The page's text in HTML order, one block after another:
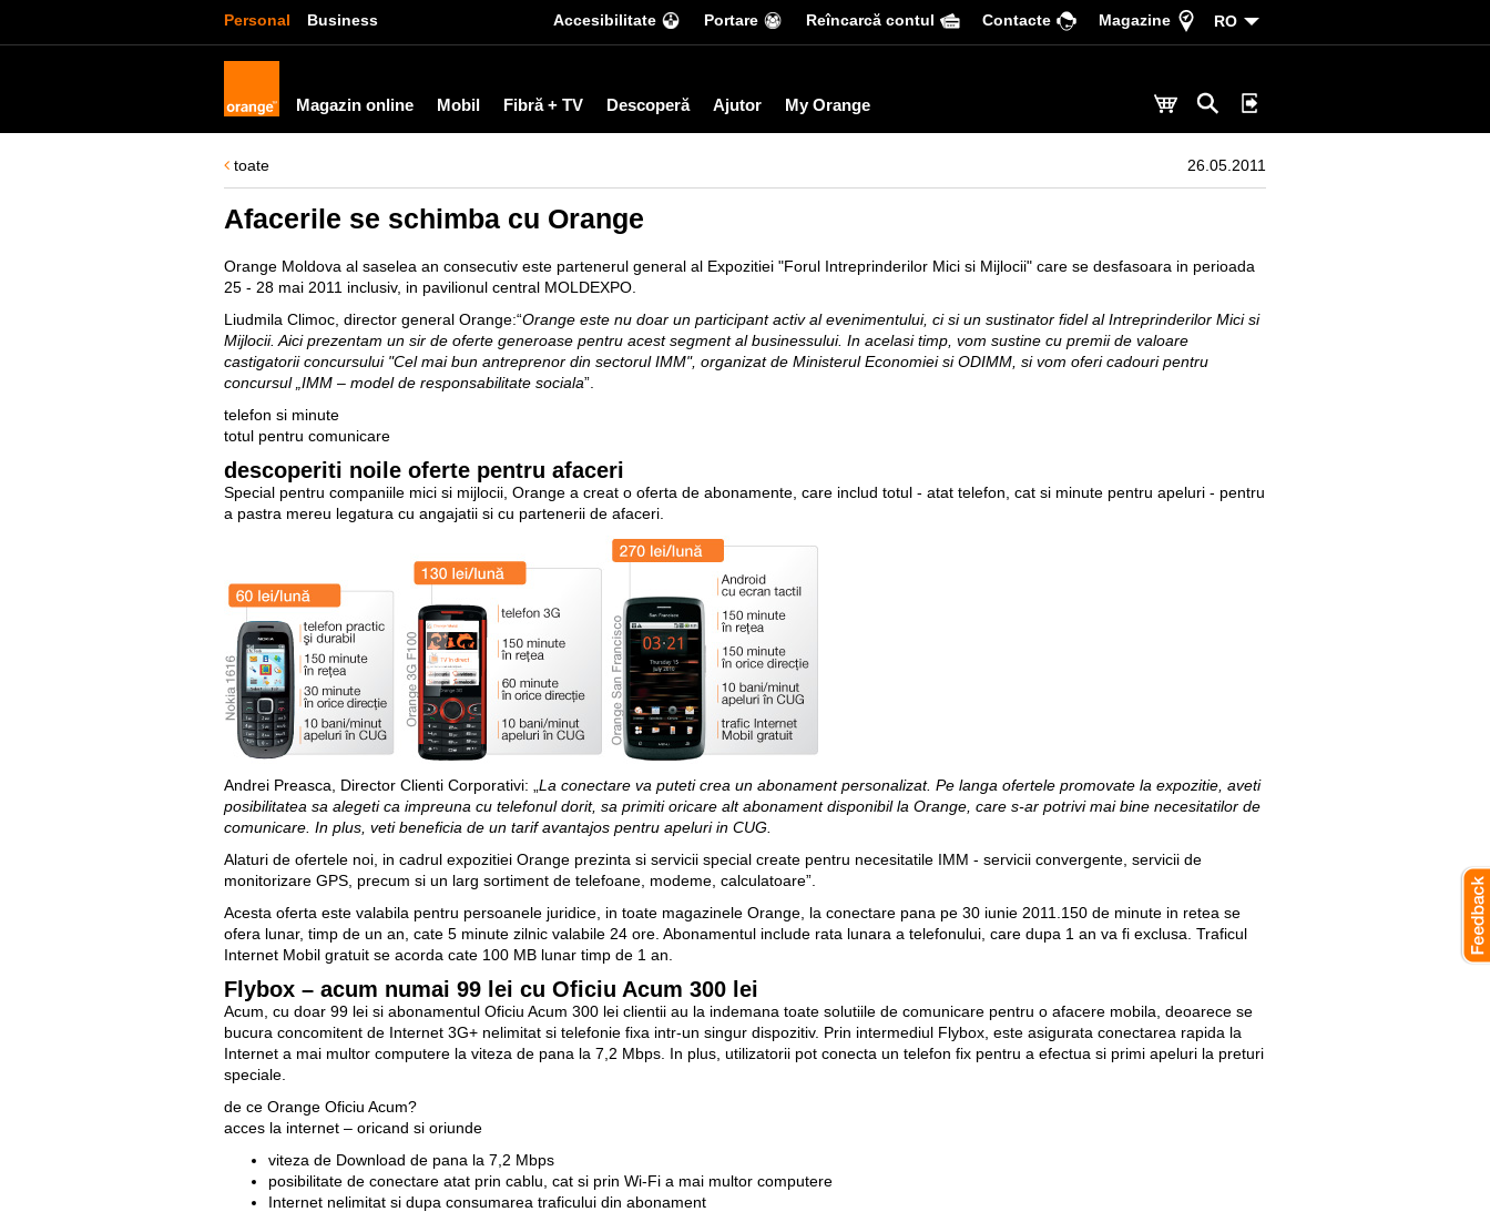
Personal Business Accesibilitate Portare Reîncarcă contul Сontacte Magazine RO
Magazin online Mobil Fibră + TV Descoperă Ajutor My Orange
toate 26.05.2011
Afacerile se schimba cu Orange
Orange Moldova al saselea an consecutiv este partenerul general al Expozitiei "Forul Intreprinderilor Mici si Mijlocii" care se desfasoara in perioada
25 - 28 mai 2011 inclusiv, in pavilionul central MOLDEXPO.
Liudmila Climoc, director general Orange:“Orange este nu doar un participant activ al evenimentului, ci si un sustinator fidel al Intreprinderilor Mici si
Mijlocii. Aici prezentam un sir de oferte generoase pentru acest segment al businessului. In acelasi timp, vom sustine cu premii de valoare
castigatorii concursului "Cel mai bun antreprenor din sectorul IMM", organizat de Ministerul Economiei si ODIMM, si vom oferi cadouri pentru
concursul „IMM – model de responsabilitate sociala”.
telefon si minute
totul pentru comunicare
descoperiti noile oferte pentru afaceri
Special pentru companiile mici si mijlocii, Orange a creat o oferta de abonamente, care includ totul - atat telefon, cat si minute pentru apeluri - pentru
a pastra mereu legatura cu angajatii si cu partenerii de afaceri.
Andrei Preasca, Director Clienti Corporativi: „ La conectare va puteti crea un abonament personalizat. Pe langa ofertele promovate la expozitie, aveti
posibilitatea sa alegeti ca impreuna cu telefonul dorit, sa primiti oricare alt abonament disponibil la Orange, care s-ar potrivi mai bine necesitatilor de
comunicare. In plus, veti beneficia de un tarif avantajos pentru apeluri in CUG.
Alaturi de ofertele noi, in cadrul expozitiei Orange prezinta si servicii special create pentru necesitatile IMM - servicii convergente, servicii de
monitorizare GPS, precum si un larg sortiment de telefoane, modeme, calculatoare”.
Acesta oferta este valabila pentru persoanele juridice, in toate magazinele Orange, la conectare pana pe 30 iunie 2011.150 de minute in retea se
ofera lunar, timp de un an, cate 5 minute zilnic valabile 24 ore. Abonamentul include rata lunara a telefonului, care dupa 1 an va fi exclusa. Traficul
Internet Mobil gratuit se acorda cate 100 MB lunar timp de 1 an.
Flybox – acum numai 99 lei cu Oficiu Acum 300 lei
Acum, cu doar 99 lei si abonamentul Oficiu Acum 300 lei clientii au la indemana toate solutiile de comunicare pentru o afacere mobila, deoarece se
bucura concomitent de Internet 3G+ nelimitat si telefonie fixa intr-un singur dispozitiv. Prin intermediul Flybox, este asigurata conectarea rapida la
Internet a mai multor computere la viteza de pana la 7,2 Mbps. In plus, utilizatorii pot conecta un telefon fix pentru a efectua si primi apeluri la preturi
speciale.
de ce Orange Oficiu Acum?
acces la internet – oricand si oriunde
viteza de Download de pana la 7,2 Mbps
posibilitate de conectare atat prin cablu, cat si prin Wi-Fi a mai multor computere
Internet nelimitat si dupa consumarea traficului din abonament